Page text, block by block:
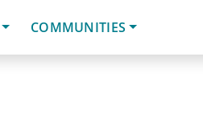
COMMUNITIES